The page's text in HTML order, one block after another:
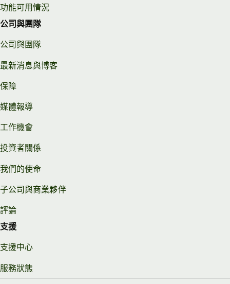
功能可用情況
公司與團隊
公司與團隊
最新消息與博客
保障
媒體報導
工作機會
投資者關係
我們的使命
子公司與商業夥伴
評論
支援
支援中心
服務狀態